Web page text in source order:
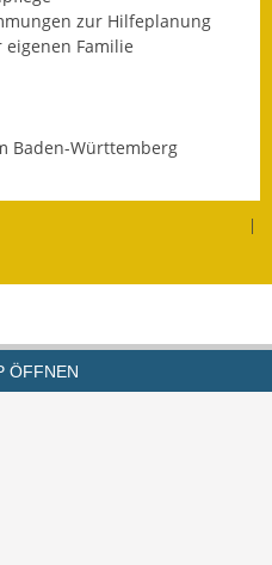
und
&
zur Hilfeplanung
Familie
Baden-Württemberg
|
ÖFFNEN